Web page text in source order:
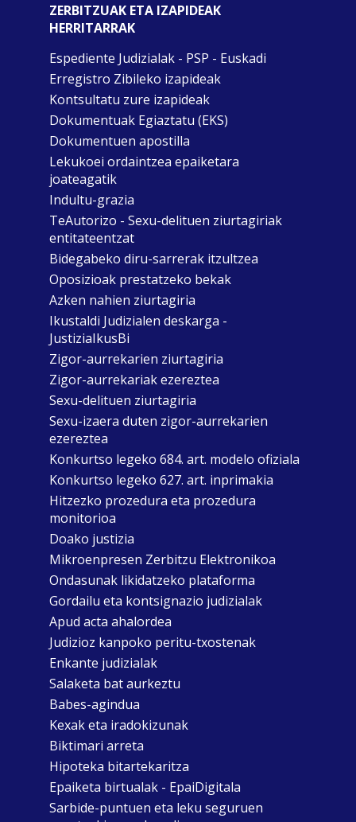
ZERBITZUAK ETA IZAPIDEAK
HERRITARRAK
Espediente Judizialak - PSP - Euskadi
Erregistro Zibileko izapideak
Kontsultatu zure izapideak
Dokumentuak Egiaztatu (EKS)
Dokumentuen apostilla
Lekukoei ordaintzea epaiketara
joateagatik
Indultu-grazia
TeAutorizo - Sexu-delituen ziurtagiriak
entitateentzat
Bidegabeko diru-sarrerak itzultzea
Oposizioak prestatzeko bekak
Azken nahien ziurtagiria
Ikustaldi Judizialen deskarga -
JustiziaIkusBi
Zigor-aurrekarien ziurtagiria
Zigor-aurrekariak ezereztea
Sexu-delituen ziurtagiria
Sexu-izaera duten zigor-aurrekarien
ezereztea
Konkurtso legeko 684. art. modelo ofiziala
Konkurtso legeko 627. art. inprimakia
Hitzezko prozedura eta prozedura
monitorioa
Doako justizia
Mikroenpresen Zerbitzu Elektronikoa
Ondasunak likidatzeko plataforma
Gordailu eta kontsignazio judizialak
Apud acta ahalordea
Judizioz kanpoko peritu-txostenak
Enkante judizialak
Salaketa bat aurkeztu
Babes-agindua
Kexak eta iradokizunak
Biktimari arreta
Hipoteka bitartekaritza
Epaiketa birtualak - EpaiDigitala
Sarbide-puntuen eta leku seguruen